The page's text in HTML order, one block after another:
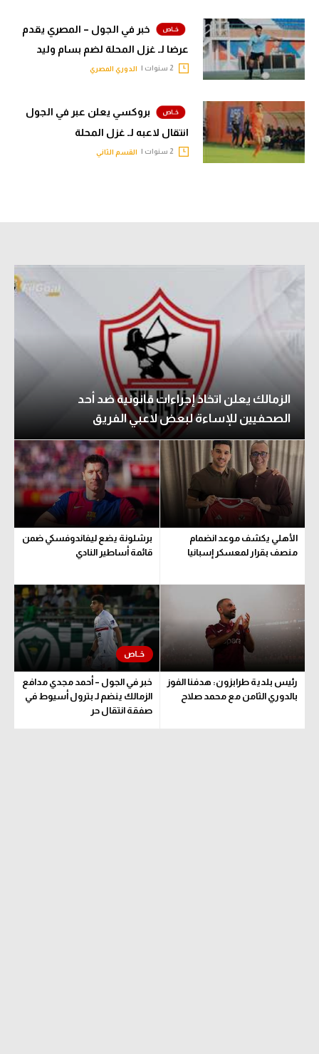
كرة سلة
كرة يد
كرة طائرة
الوطن العربي
في المونديال
تقرير في الجول
حكايات في الجول
كويز في الجول
فيديو في الجول
خبر في الجول – المصري يقدم
عرضا لـ غزل المحلة لضم بسام وليد
الدوري المصري
بروكسي يعلن عبر في الجول
انتقال لاعبه لـ غزل المحلة
القسم الثاني
الزمالك يعلن اتخاذ إجراءات قانونية ضد أحد
الصحفيين للإساءة لبعض لاعبي الفريق
الأهلي يكشف موعد انضمام
منصف بقرار لمعسكر إسبانيا
برشلونة يضع ليفاندوفسكي ضمن
قائمة أساطير النادي
رئيس بلدية طرابزون: هدفنا الفوز
بالدوري الثامن مع محمد صلاح
خبر في الجول – أحمد مجدي مدافع
الزمالك ينضم لـ بترول أسيوط في
صفقة انتقال حر